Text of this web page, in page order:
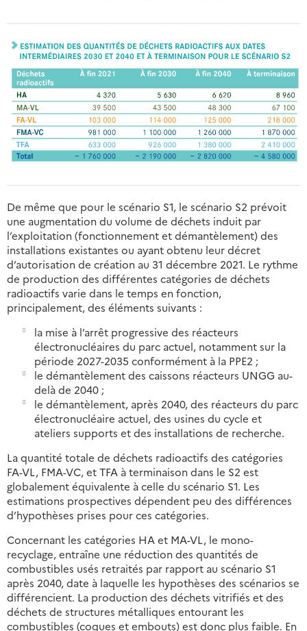
De même que pour le scénario S1, le scénario S2 prévoit
une augmentation du volume de déchets induit par
l’exploitation (fonctionnement et démantèlement) des
installations existantes ou ayant obtenu leur décret
d’autorisation de création au 31 décembre 2021. Le rythme
de production des différentes catégories de déchets
radioactifs varie dans le temps en fonction,
principalement, des éléments suivants :
la mise à l’arrêt progressive des réacteurs
électronucléaires du parc actuel, notamment sur la
période 2027-2035 conformément à la PPE2 ;
le démantèlement des caissons réacteurs UNGG au-
delà de 2040 ;
le démantèlement, après 2040, des réacteurs du parc
électronucléaire actuel, des usines du cycle et
ateliers supports et des installations de recherche.
La quantité totale de déchets radioactifs des catégories
FA-VL, FMA-VC, et TFA à terminaison dans le S2 est
globalement équivalente à celle du scénario S1. Les
estimations prospectives dépendent peu des différences
d’hypothèses prises pour ces catégories.
Concernant les catégories HA et MA-VL, le mono-
recyclage, entraîne une réduction des quantités de
combustibles usés retraités par rapport au scénario S1
après 2040, date à laquelle les hypothèses des scénarios se
différencient. La production des déchets vitrifiés et des
déchets de structures métalliques entourant les
combustibles (coques et embouts) est donc plus faible. En